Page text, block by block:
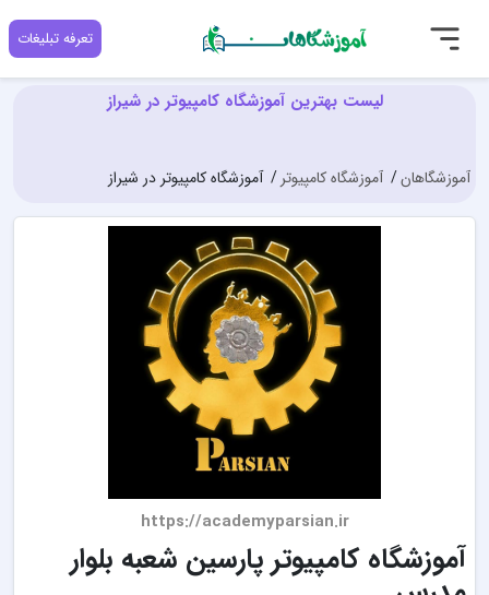
تعرفه تبلیغات
لیست بهترین آموزشگاه کامپیوتر در شیراز
آموزشگاهان آموزشگاه کامپیوتر آموزشگاه کامپیوتر در شیراز
https://academyparsian.ir
آموزشگاه کامپیوتر پارسین شعبه بلوار